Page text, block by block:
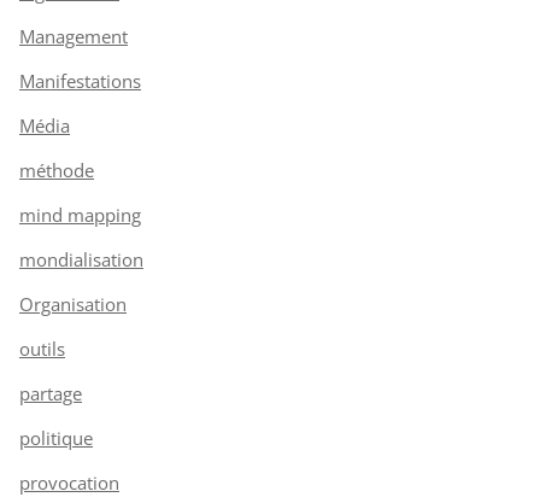
Management
Manifestations
Média
méthode
mind mapping
mondialisation
Organisation
outils
partage
politique
provocation